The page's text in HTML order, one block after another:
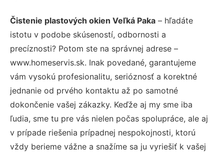
Čistenie plastových okien Veľká Paka – hľadáte
istotu v podobe skúseností, odbornosti a
precíznosti? Potom ste na správnej adrese –
www.homeservis.sk. Inak povedané, garantujeme
vám vysokú profesionalitu, serióznosť a korektné
jednanie od prvého kontaktu až po samotné
dokončenie vašej zákazky. Keďže aj my sme iba
ľudia, sme tu pre vás nielen počas spolupráce, ale aj
v prípade riešenia prípadnej nespokojnosti, ktorú
vždy berieme vážne a snažíme sa ju vyriešiť k vašej